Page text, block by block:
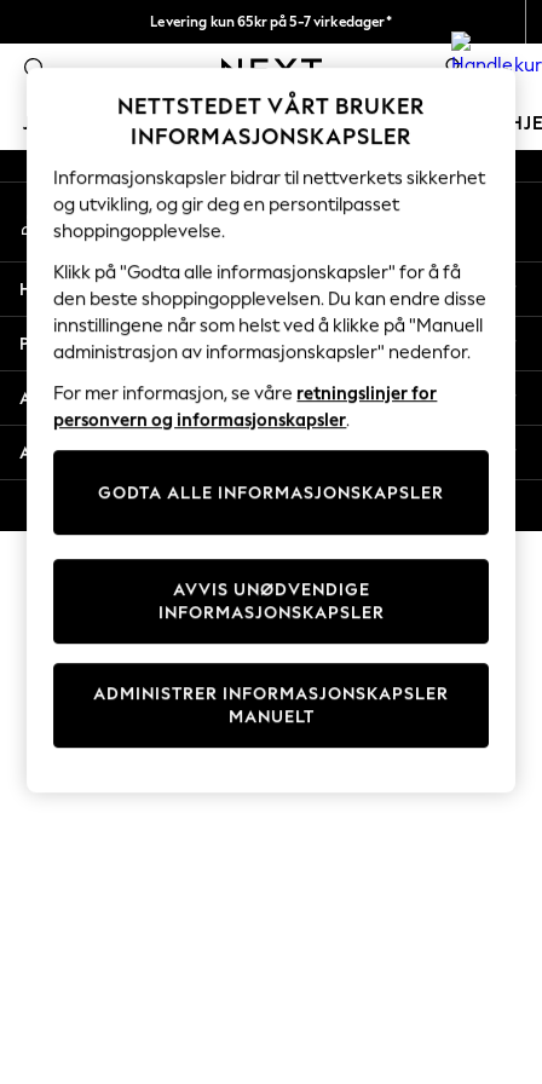
Levering kun 65kr på 5-7 virkedager*
Vi betaler alle tollavgifter 0
JENTER GUTTER BABY KVINNER
GIRLS
New In
50 - 92cm
98 - 110cm
116 - 134cm
140 - 174cm
Trending: Top & Short Sets
Trending: Clogs
Toy Story
THE SET
Coats & Jackets
Sweatshirts & Hoodies
Knitwear
Cardigans
Dresses
Sets & Outfits
T-Shirts
An error occurred on client
Våre sosiale nettverk
Min konto
Logg inn på kontoen din
Hjelp
Personvern & Juridisk
Avdelinger
Andre tjenester
NETTSTEDET VÅRT BRUKER
INFORMASJONSKAPSLER
Informasjonskapsler bidrar til nettverkets sikkerhet
og utvikling, og gir deg en persontilpasset
shoppingopplevelse.
Klikk på "Godta alle informasjonskapsler" for å få
den beste shoppingopplevelsen. Du kan endre disse
innstillingene når som helst ved å klikke på "Manuell
administrasjon av informasjonskapsler" nedenfor.
For mer informasjon, se våre retningslinjer for
personvern og informasjonskapsler.
GODTA ALLE INFORMASJONSKAPSLER
ADMINISTRER INFORMASJONSKAPSLER
MANUELT
AVVIS UNØDVENDIGE
INFORMASJONSKAPSLER